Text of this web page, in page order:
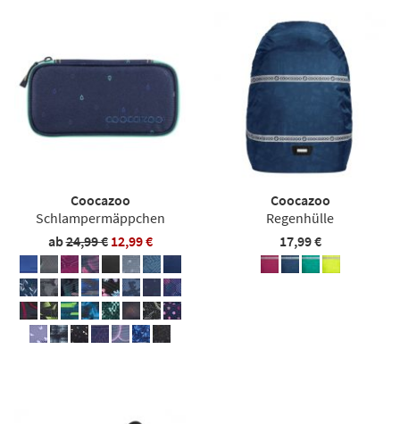
Coocazoo
Schlampermäppchen
ab24,99 € 12,99 €
Coocazoo
Regenhülle
17,99 €